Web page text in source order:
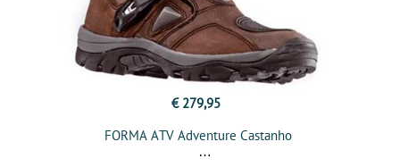
€ 279,95
FORMA ATV Adventure Castanho